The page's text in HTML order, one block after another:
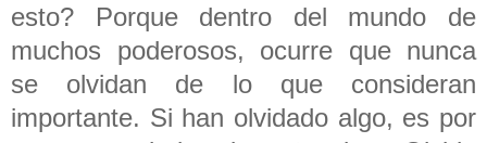
esto? Porque dentro del mundo de
muchos poderosos, ocurre que nunca
se olvidan de lo que consideran
importante. Si han olvidado algo, es por